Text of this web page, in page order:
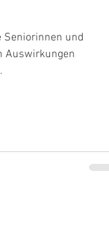
Seniorinnen und
Auswirkungen